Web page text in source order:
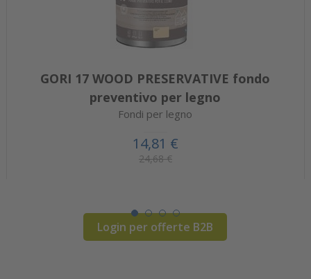
GORI 17 WOOD PRESERVATIVE fondo
preventivo per legno
Fondi per legno
14,81 €
24,68 €
Login per offerte B2B